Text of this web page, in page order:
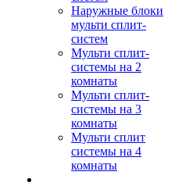
Наружные блоки
мульти сплит-
систем
Мульти сплит-
системы на 2
комнаты
Мульти сплит-
системы на 3
комнаты
Мульти сплит
системы на 4
комнаты